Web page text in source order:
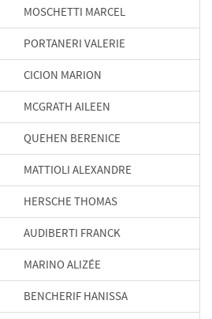
MOSCHETTI MARCEL
PORTANERI VALERIE
CICION MARION
MCGRATH AILEEN
QUEHEN BERENICE
MATTIOLI ALEXANDRE
HERSCHE THOMAS
AUDIBERTI FRANCK
MARINO ALIZÉE
BENCHERIF HANISSA